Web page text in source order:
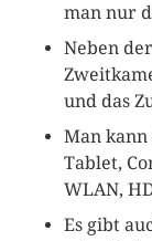
man nur
Neben
und das
Man
Tablet,
WLAN,
Es gibt